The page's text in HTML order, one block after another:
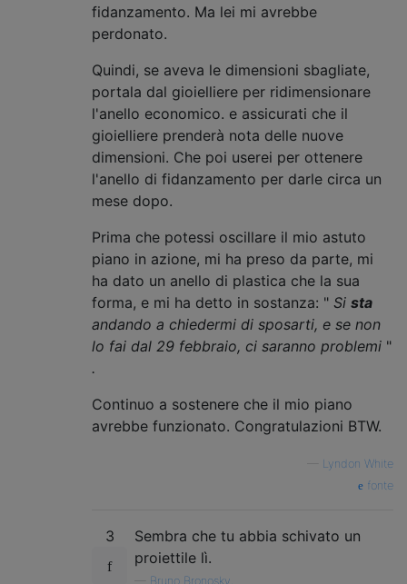
fidanzamento. Ma lei mi avrebbe
perdonato.
Quindi, se aveva le dimensioni sbagliate,
portala dal gioielliere per ridimensionare
l'anello economico. e assicurati che il
gioielliere prenderà nota delle nuove
dimensioni. Che poi userei per ottenere
l'anello di fidanzamento per darle circa un
mese dopo.
Prima che potessi oscillare il mio astuto
piano in azione, mi ha preso da parte, mi
ha dato un anello di plastica che la sua
forma, e mi ha detto in sostanza: " Si sta
andando a chiedermi di sposarti, e se non
lo fai dal 29 febbraio, ci saranno problemi "
.
Continuo a sostenere che il mio piano
avrebbe funzionato. Congratulazioni BTW.
Lyndon White
fonte
3
Sembra che tu abbia schivato un
proiettile lì.
Bruno Bronosky,